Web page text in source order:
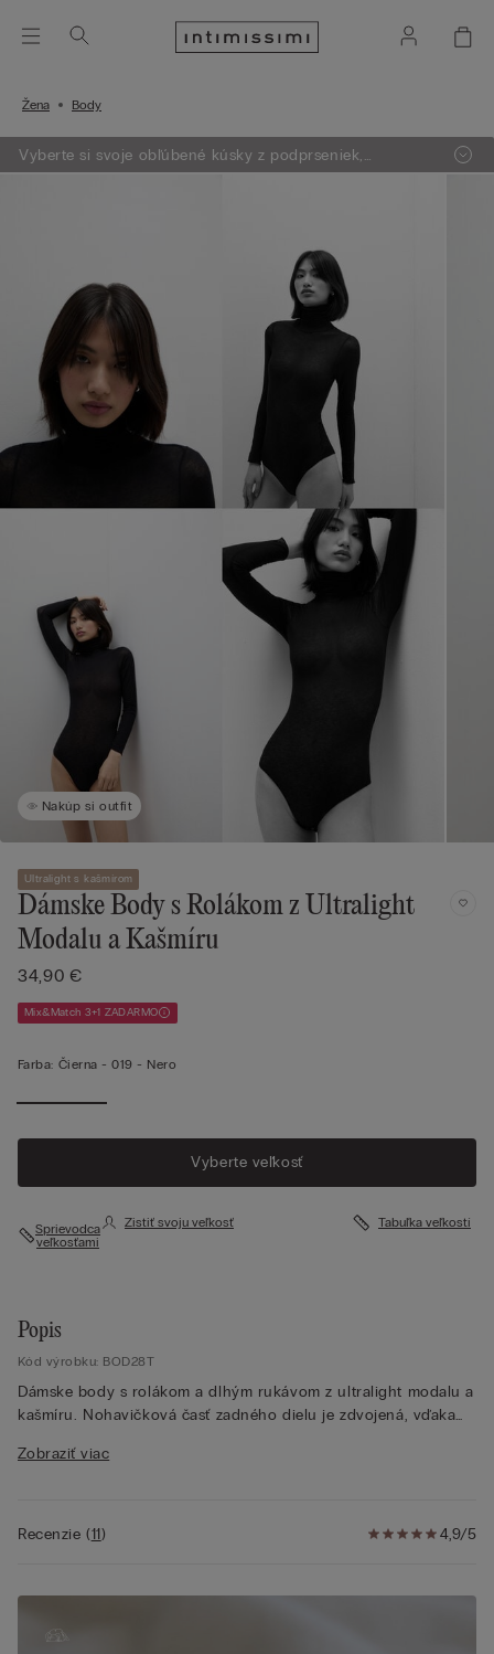
Žena Body
Vyberte si svoje obľúbené kúsky z podprseniek,
oblečenia, pyžám a lingerie. Vložte do košíka 4 produkty
Nakúp si outfit
Ultralight s kašmírom
Dámske Body s Rolákom z Ultralight
Modalu a Kašmíru
34,90 €
Mix&Match 3+1 ZADARMO
Farba: Čierna -019 - Nero
Vyberte veľkosť
Sprievodca
veľkosťami
Zistiť svoju veľkosť Tabuľka veľkostí
Popis
Kód výrobku: BOD28T
Dámske body s rolákom a dlhým rukávom z ultralight modalu a
kašmíru. Nohavičková časť zadného dielu je zdvojená, vďaka
zapínanie je na patentové gombíky.
Zobraziť viac
4,9/5
Recenzie(11)